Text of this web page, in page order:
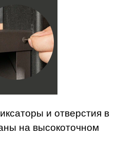
и отверстия в
на высокоточном